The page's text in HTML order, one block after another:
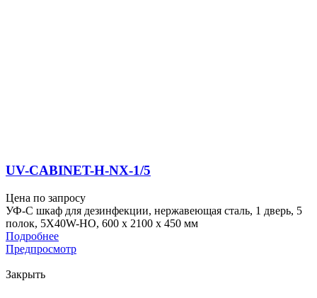
UV-CABINET-H-NX-1/5
Цена по запросу
УФ-С шкаф для дезинфекции, нержавеющая сталь, 1 дверь, 5
полок, 5X40W-HO, 600 x 2100 x 450 мм
Подробнее
Предпросмотр
Закрыть